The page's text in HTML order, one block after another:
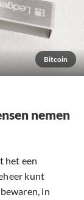
Bitcoin
nemen
het een
kunt
in